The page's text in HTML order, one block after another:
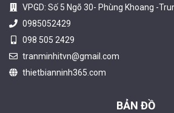
Camera tích hợp đầu báo nhiệt 2MP
2.039.000 đ
VPGD: Số 5 Ngõ 30- Phùng Khoang -
0985052429
098 505 2429
tranminhitvn@gmail.com
thietbianninh365.com
BẢN ĐỒ